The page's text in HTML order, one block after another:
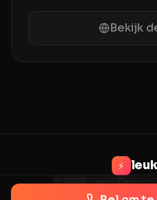
Bekijk
⚡
© 2026 LeuksDoen.nl
Privacy